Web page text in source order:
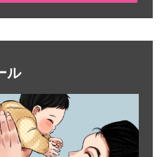
ル